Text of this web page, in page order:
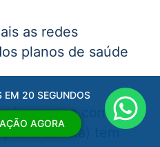
as redes
planos de saúde
empresa com
aberta) tem
EM 20 SEGUNDOS
AGORA